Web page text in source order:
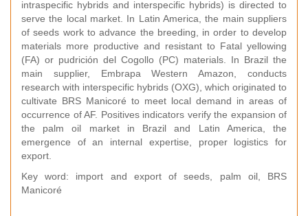
intraspecific hybrids and interspecific hybrids) is directed to
serve the local market. In Latin America, the main suppliers
of seeds work to advance the breeding, in order to develop
materials more productive and resistant to Fatal yellowing
(FA) or pudrición del Cogollo (PC) materials. In Brazil the
main supplier, Embrapa Western Amazon, conducts
research with interspecific hybrids (OXG), which originated to
cultivate BRS Manicoré to meet local demand in areas of
occurrence of AF. Positives indicators verify the expansion of
the palm oil market in Brazil and Latin America, the
emergence of an internal expertise, proper logistics for
export.
Key word: import and export of seeds, palm oil, BRS
Manicoré